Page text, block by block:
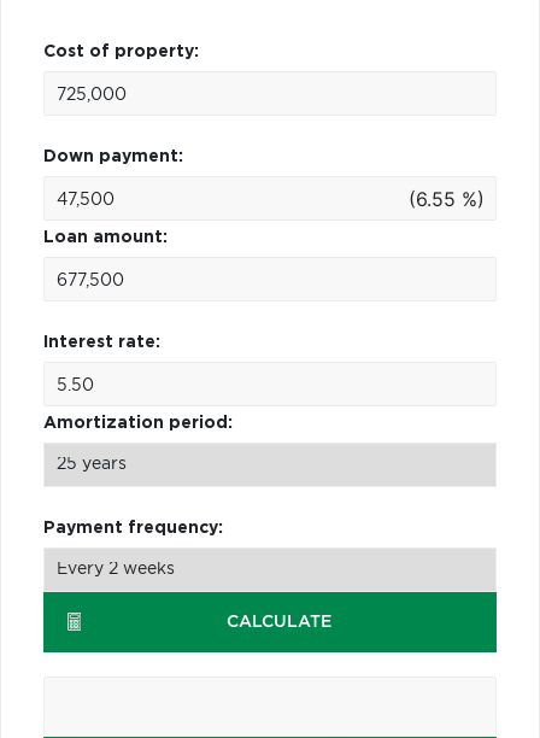
Cost of property:
Down payment:
(6.55 %)
Loan amount:
Interest rate:
Amortization period:
Payment frequency:
CALCULATE